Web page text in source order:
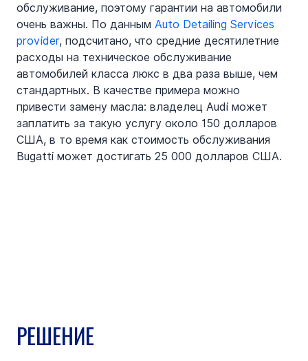
обслуживание, поэтому гарантии на автомобили
очень важны. По данным Auto Detailing Services
provider, подсчитано, что средние десятилетние
расходы на техническое обслуживание
автомобилей класса люкс в два раза выше, чем
стандартных. В качестве примера можно
привести замену масла: владелец Audi может
заплатить за такую услугу около 150 долларов
США, в то время как стоимость обслуживания
Bugatti может достигать 25 000 долларов США.
РЕШЕНИЕ